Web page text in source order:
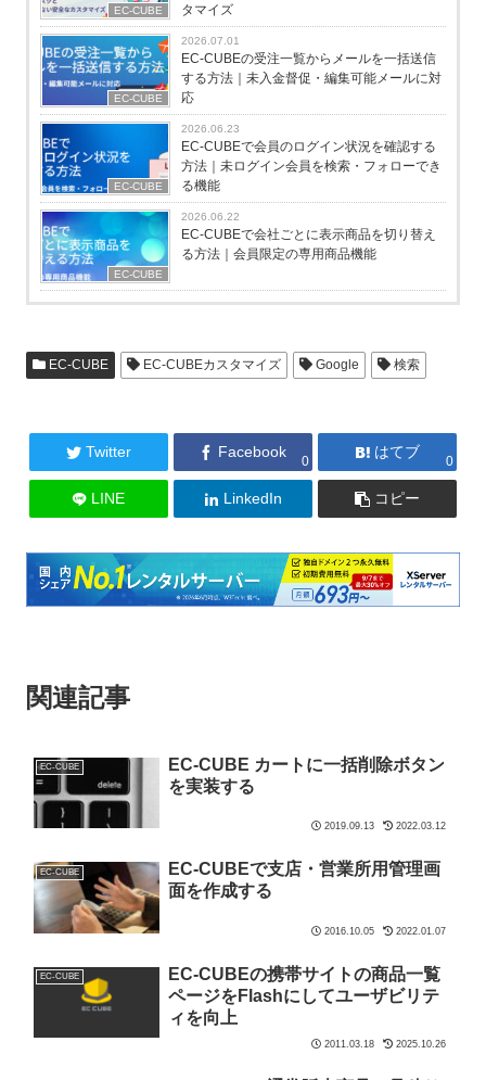
EC-CUBE
タマイズ
EC-CUBE
2026.07.01
EC-CUBEの受注一覧からメールを一括送信
する方法｜未入金督促・編集可能メールに対
応
EC-CUBE
2026.06.23
EC-CUBEで会員のログイン状況を確認する
方法｜未ログイン会員を検索・フォローでき
る機能
EC-CUBE
2026.06.22
EC-CUBEで会社ごとに表示商品を切り替え
る方法｜会員限定の専用商品機能
EC-CUBE EC-CUBEカスタマイズ Google 検索
Twitter Facebook
0
はてブ
0
LINE LinkedIn コピー
関連記事
EC-CUBE
EC-CUBE カートに一括削除ボタン
を実装する
2019.09.13 2022.03.12
EC-CUBE
EC-CUBEで支店・営業所用管理画
面を作成する
2016.10.05 2022.01.07
EC-CUBE
EC-CUBEの携帯サイトの商品一覧
ページをFlashにしてユーザビリテ
ィを向上
2011.03.18 2025.10.26